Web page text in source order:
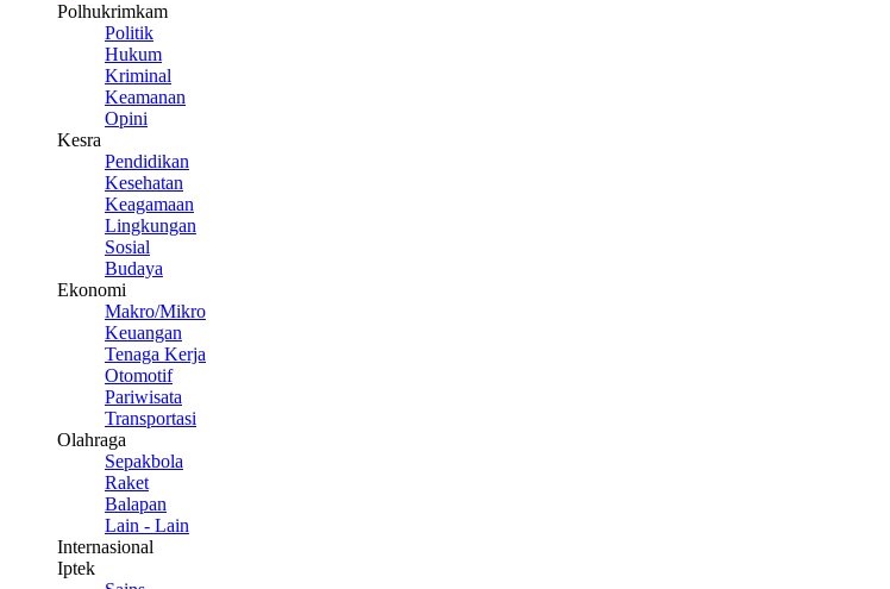
Polhukrimkam
Politik
Hukum
Kriminal
Keamanan
Opini
Kesra
Pendidikan
Kesehatan
Keagamaan
Lingkungan
Sosial
Budaya
Ekonomi
Makro/Mikro
Keuangan
Tenaga Kerja
Otomotif
Pariwisata
Transportasi
Olahraga
Sepakbola
Raket
Balapan
Lain - Lain
Internasional
Iptek